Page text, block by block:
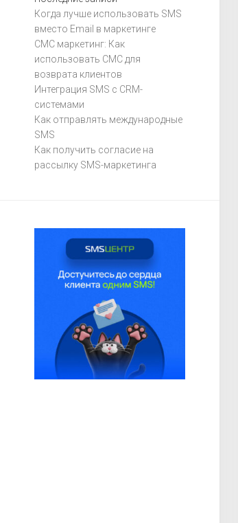
Когда лучше использовать SMS
вместо Email в маркетинге
СМС маркетинг: Как
использовать СМС для
возврата клиентов
Интеграция SMS с CRM-
системами
Как отправлять международные
SMS
Как получить согласие на
рассылку SMS-маркетинга